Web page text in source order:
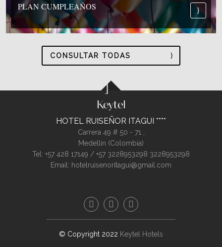
PLAN CUMPLEAÑOS
CONSULTAR TODAS
HOTEL RUISEÑOR ITAGUI
Carrera 49 # 50 - 71 ,
Medellin (Colombia)
Tel: +57 428 17149 / +57 3228953298 3228953298
Email: hotelruisenoritagui@gmail.com
© Copyright 2022 Keytel Hotels